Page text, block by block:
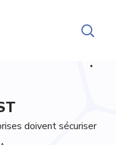
doivent sécuriser